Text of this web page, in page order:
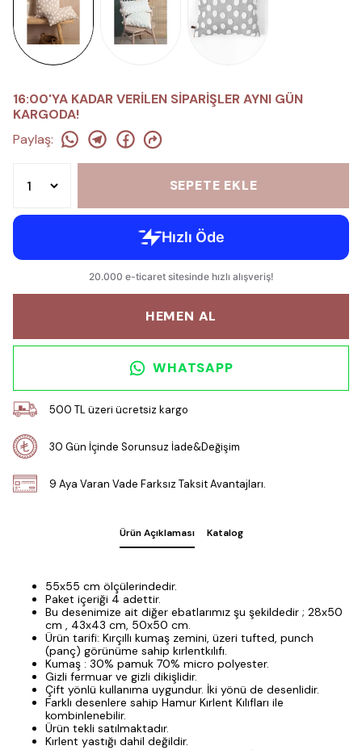
16:00'YA KADAR VERİLEN SİPARİŞLER AYNI GÜN
KARGODA!
Paylaş:
SEPETE EKLE
HEMEN AL
WHATSAPP
500 TL üzeri ücretsiz kargo
30 Gün İçinde Sorunsuz İade&Değişim
9 Aya Varan Vade Farksız Taksit Avantajları.
Ürün Açıklaması Katalog
55x55 cm ölçülerindedir.
Paket içeriği 4 adettir.
Bu desenimize ait diğer ebatlarımız şu şekildedir ; 28x50
cm , 43x43 cm, 50x50 cm.
Ürün tarifi: Kırçıllı kumaş zemini, üzeri tufted, punch
(panç) görünüme sahip kırlentkılıfı.
Kumaş : 30% pamuk 70% micro polyester.
Gizli fermuar ve gizli dikişlidir.
Çift yönlü kullanıma uygundur. İki yönü de desenlidir.
Farklı desenlere sahip Hamur Kırlent Kılıfları ile
kombinlenebilir.
Ürün tekli satılmaktadır.
Kırlent yastığı dahil değildir.